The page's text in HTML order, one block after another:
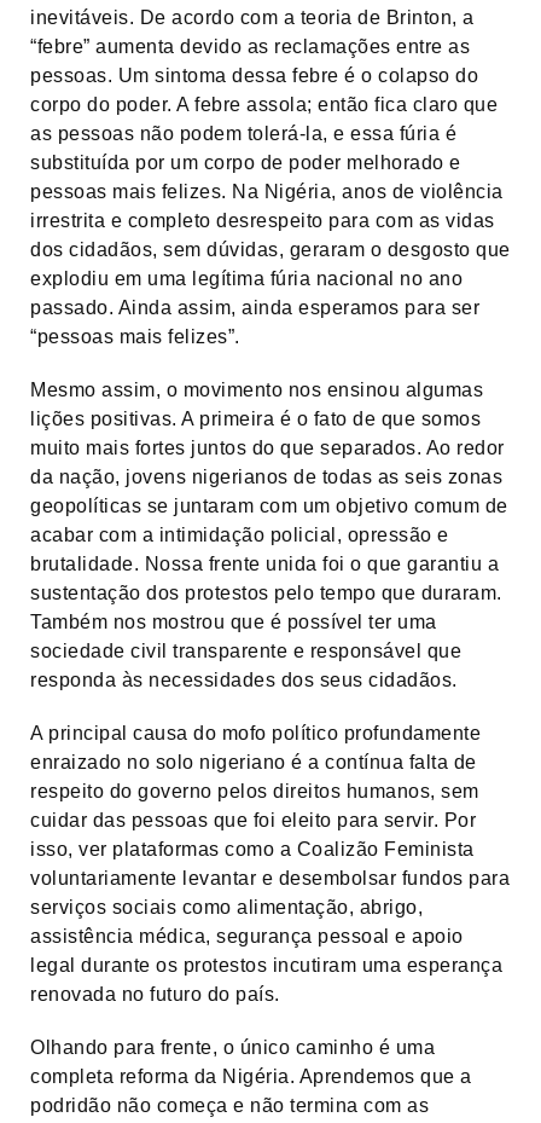
inevitáveis. De acordo com a teoria de Brinton, a
“febre” aumenta devido as reclamações entre as
pessoas. Um sintoma dessa febre é o colapso do
corpo do poder. A febre assola; então fica claro que
as pessoas não podem tolerá-la, e essa fúria é
substituída por um corpo de poder melhorado e
pessoas mais felizes. Na Nigéria, anos de violência
irrestrita e completo desrespeito para com as vidas
dos cidadãos, sem dúvidas, geraram o desgosto que
explodiu em uma legítima fúria nacional no ano
passado. Ainda assim, ainda esperamos para ser
“pessoas mais felizes”.
Mesmo assim, o movimento nos ensinou algumas
lições positivas. A primeira é o fato de que somos
muito mais fortes juntos do que separados. Ao redor
da nação, jovens nigerianos de todas as seis zonas
geopolíticas se juntaram com um objetivo comum de
acabar com a intimidação policial, opressão e
brutalidade. Nossa frente unida foi o que garantiu a
sustentação dos protestos pelo tempo que duraram.
Também nos mostrou que é possível ter uma
sociedade civil transparente e responsável que
responda às necessidades dos seus cidadãos.
A principal causa do mofo político profundamente
enraizado no solo nigeriano é a contínua falta de
respeito do governo pelos direitos humanos, sem
cuidar das pessoas que foi eleito para servir. Por
isso, ver plataformas como a Coalizão Feminista
voluntariamente levantar e desembolsar fundos para
serviços sociais como alimentação, abrigo,
assistência médica, segurança pessoal e apoio
legal durante os protestos incutiram uma esperança
renovada no futuro do país.
Olhando para frente, o único caminho é uma
completa reforma da Nigéria. Aprendemos que a
podridão não começa e não termina com as